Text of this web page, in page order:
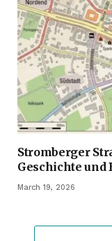
Stromberger
Geschichte und
March 19, 2026